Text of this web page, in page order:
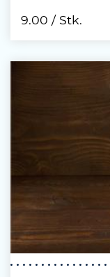
9.00 / Stk.